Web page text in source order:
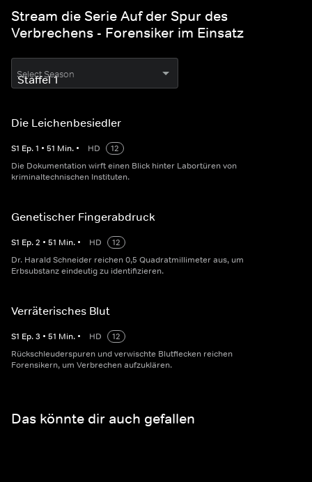
Stream die Serie Auf der Spur des
Verbrechens - Forensiker im Einsatz
Select Season
Die Leichenbesiedler
S1 Ep.1 • 51 Min. • HD
12
Die Dokumentation wirft einen Blick hinter Labortüren von
kriminaltechnischen Instituten.
Genetischer Fingerabdruck
S1 Ep.2 • 51 Min. • HD
12
Dr. Harald Schneider reichen 0,5 Quadratmillimeter aus, um
Erbsubstanz eindeutig zu identifizieren.
Verräterisches Blut
S1 Ep.3 • 51 Min. • HD
12
Rückschleuderspuren und verwischte Blutflecken reichen
Forensikern, um Verbrechen aufzuklären.
Das könnte dir auch gefallen